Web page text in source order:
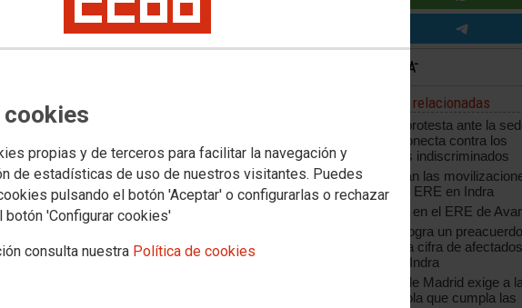
propias y de terceros para facilitar la navegación y
de estadísticas de uso de nuestros visitantes. Puedes
pulsando el botón 'Aceptar' o configurarlas o rechazar
botón 'Configurar cookies'
consulta nuestra Política de cookies
la primera huelga en Amazon España, ya ha comenzado a
Noticias relacionadas
CCOO protesta ante la
grupo Konecta contra los
despidos indiscriminados
Continúan las
contra el ERE en Indra
Acuerdo en el ERE de
CCOO logra un
reduce la cifra de
ERE de Indra
CCOO de Madrid exige a
Coca-Cola que cumpla las